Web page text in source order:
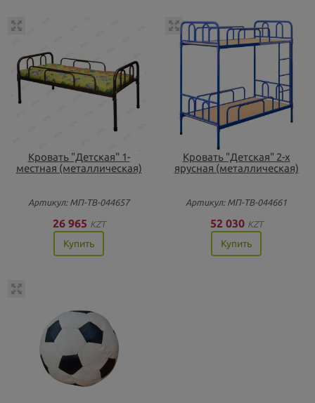
Кровать "Детская" 1-
местная (металлическая)
Артикул: МП-ТВ-044657
26 965 KZT
Купить
Кровать "Детская" 2-х
ярусная (металлическая)
Артикул: МП-ТВ-044661
52 030 KZT
Купить